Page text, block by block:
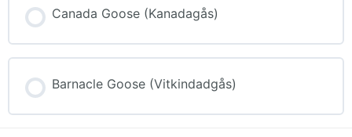
Canada Goose (Kanadagås)
Barnacle Goose (Vitkindadgås)